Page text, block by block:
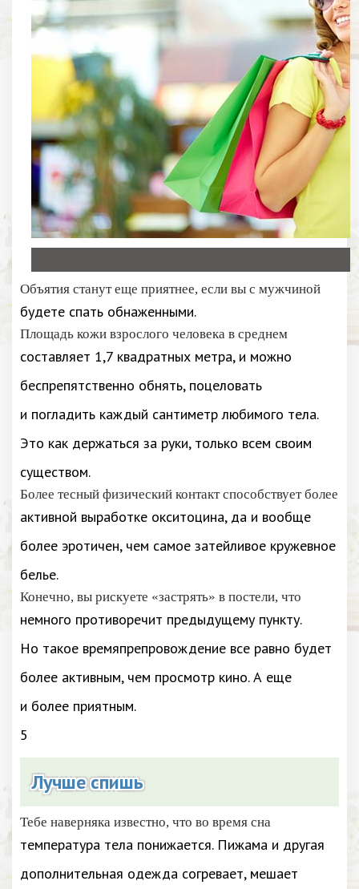
Объятия станут еще приятнее, если вы с мужчиной
будете спать обнаженными.
Площадь кожи взрослого человека в среднем
составляет 1,7 квадратных метра, и можно
беспрепятственно обнять, поцеловать
и погладить каждый сантиметр любимого тела.
Это как держаться за руки, только всем своим
существом.
Более тесный физический контакт способствует более
активной выработке окситоцина, да и вообще
более эротичен, чем самое затейливое кружевное
белье.
Конечно, вы рискуете «застрять» в постели, что
немного противоречит предыдущему пункту.
Но такое времяпрепровождение все равно будет
более активным, чем просмотр кино. А еще
и более приятным.
5
Лучше спишь
Тебе наверняка известно, что во время сна
температура тела понижается. Пижама и другая
дополнительная одежда согревает, мешает